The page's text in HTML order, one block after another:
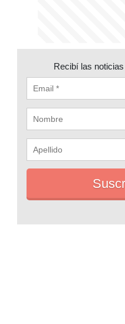
Recibí las